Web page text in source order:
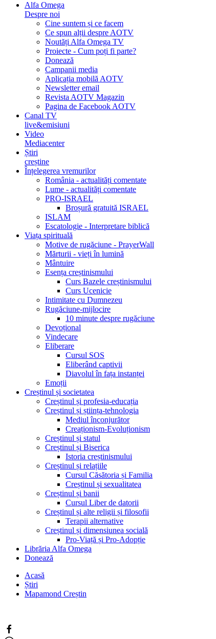
Alfa Omega
Despre noi
Cine suntem și ce facem
Ce spun alții despre AOTV
Noutăți Alfa Omega TV
Proiecte - Cum poți fi parte?
Donează
Campanii media
Aplicația mobilă AOTV
Newsletter email
Revista AOTV Magazin
Pagina de Facebook AOTV
Canal TV
live&emisiuni
Video
Mediacenter
Știri
creștine
Înțelegerea vremurilor
România - actualități comentate
Lume - actualități comentate
PRO-ISRAEL
Broșură gratuită ISRAEL
ISLAM
Escatologie - Interpretare biblică
Viața spirituală
Motive de rugăciune - PrayerWall
Mărturii - vieți în lumină
Mântuire
Esența creștinismului
Curs Bazele creștinismului
Curs Ucenicie
Intimitate cu Dumnezeu
Rugăciune-mijlocire
10 minute despre rugăciune
Devoțional
Vindecare
Eliberare
Cursul SOS
Eliberând captivii
Diavolul în fața instanței
Emoții
Creștinul și societatea
Creștinul și profesia-educația
Creștinul și știința-tehnologia
Mediul înconjurător
Creaționism-Evoluționism
Creștinul și statul
Creștinul și Biserica
Istoria creștinismului
Creștinul și relațiile
Cursul Căsătoria și Familia
Creștinul și sexualitatea
Creștinul și banii
Cursul Liber de datorii
Creștinul și alte religii și filosofii
Terapii alternative
Creștinul și dimensiunea socială
Pro-Viață și Pro-Adopție
Librăria Alfa Omega
Donează
Acasă
Știri
Mapamond Creștin